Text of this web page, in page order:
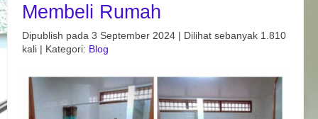
Membeli Rumah
Dipublish pada 3 September 2024 | Dilihat sebanyak 1.810
kali | Kategori: Blog